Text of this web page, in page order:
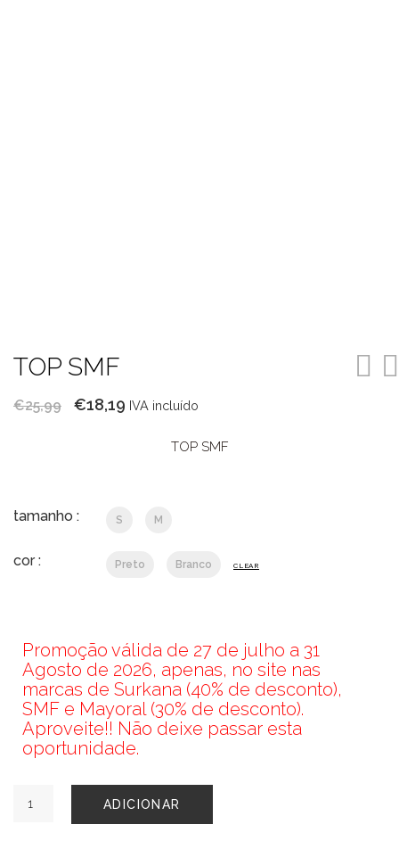
TOP SMF
€25,99
O
€18,19 O
IVA incluído
TOP SMF
tamanho : S M
cor : Preto Branco CLEAR
Promoção válida de 27 de julho a 31
Agosto de 2026, apenas, no site nas
marcas de Surkana (40% de desconto),
SMF e Mayoral (30% de desconto).
Aproveite!! Não deixe passar esta
oportunidade.
de
ADICIONAR